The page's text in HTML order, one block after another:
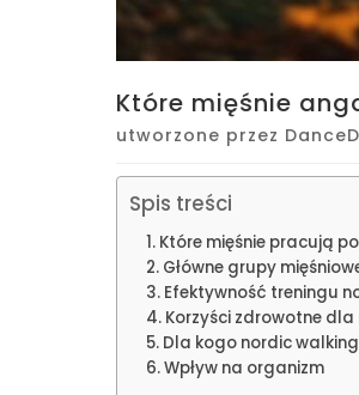
Które mięśnie
utworzone przez
Spis treści
Które mięśnie pracują
Główne grupy
Efektywność treningu
Korzyści zdrowotne dla
Dla kogo nordic
Wpływ na organizm